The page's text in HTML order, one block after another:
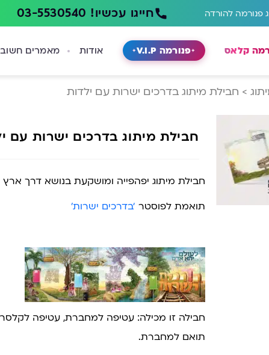
פנורמה להורדה חייגו עכשיו! 03-5530540
קלאס פנורמה V.I.P אודות מאמרים
> חבילת מיתוג בדרכים ישרות עם ילדות
חבילת מיתוג בדרכים ישרות עם
חבילת מיתוג יפהפייה ומושקעת בנושא דרך ארץ
תואמת לפוסטר ‘בדרכים ישרות’
תואם למחברת.